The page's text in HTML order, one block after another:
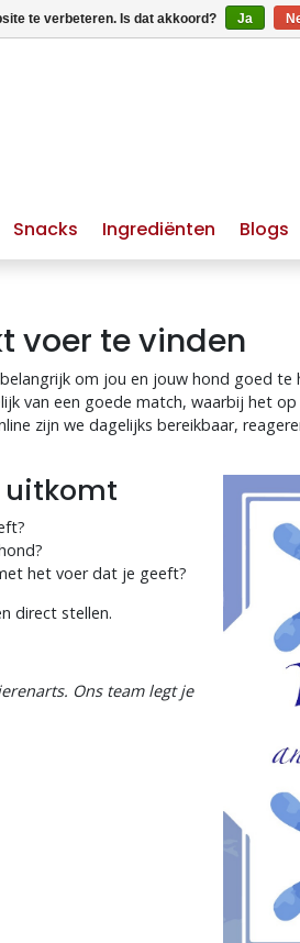
Snacks Ingrediënten Blogs
hond hypoallergeen
voer te vinden
om jou en jouw hond goed
van een goede match, waarbij het
zijn we dagelijks bereikbaar,
uitkomt
het voer dat je geeft?
direct stellen.
Ons team legt je
te verbeteren. Is dat akkoord? Ja